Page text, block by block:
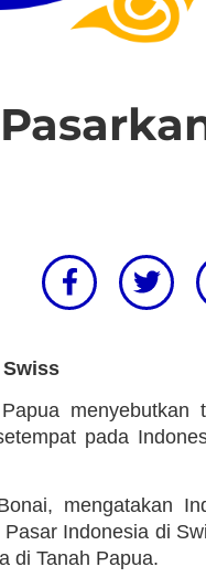
Swiss
menyebutkan
pada
mengatakan
Indonesia di
di Tanah Papua.